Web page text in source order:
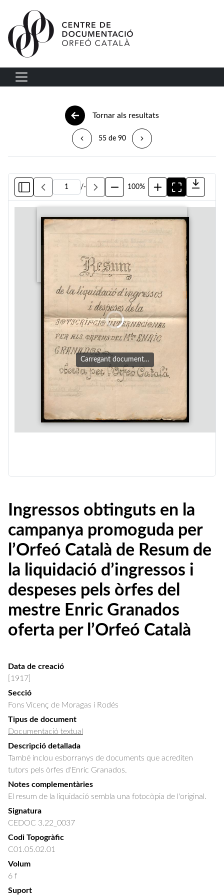
Vés al contingut
Navegació principal
Tornar als resultats
55 de 90
/- 100%
Carregant document…
Ingressos obtinguts en la
campanya promoguda per
l’Orfeó Català de Resum de
la liquidació d’ingressos i
despeses pels òrfes del
mestre Enric Granados
oferta per l’Orfeó Català
Data de creació
[1917]
Secció
Fons Vicenç de Moragas i Rodés
Tipus de document
Documentació textual
Descripció detallada
També inclou esborranys de documents que acrediten
tutors pels òrfes d'Enric Granados.
Notes complementàries
El resum de la liquidació sembla una fotocòpia de l'original.
Signatura
CEDOC 3.22_0037
Codi Topogràfic
C01.05.02.01
Volum
6 f
Suport